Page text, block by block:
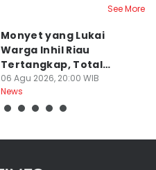
See More
Monyet yang Lukai
Warga Inhil Riau
Tertangkap, Total
Korban 19 Orang
06 Agu 2026, 20:00 WIB
News